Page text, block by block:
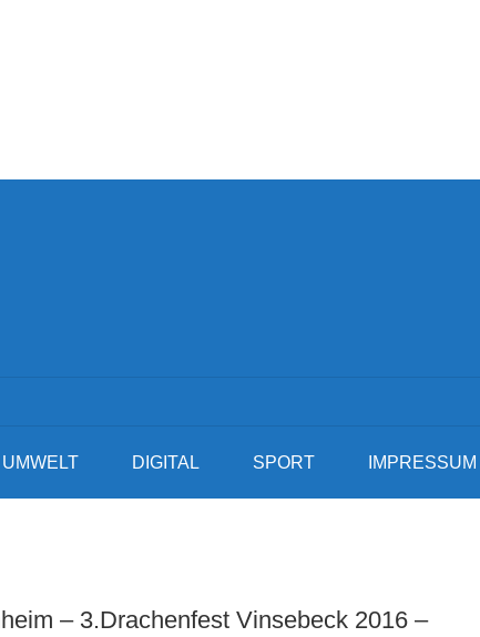
UMWELT DIGITAL SPORT IMPRESSUM
– 3.Drachenfest Vinsebeck 2016 –